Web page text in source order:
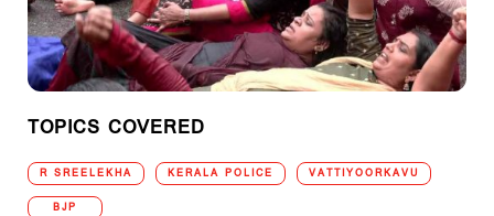
TOPICS COVERED
R SREELEKHA KERALA POLICE VATTIYOORKAVU
BJP